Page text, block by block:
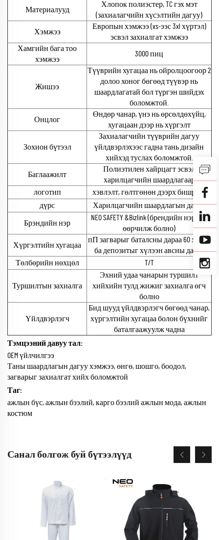
Материалууд
Хлопок полиэстер, TC гэх мэт
(захиалагчийн хүсэлтийн дагуу)
Хэмжээ
Европын хэмжээ (xs-ээс 3xl хүртэл)
эсвэл захиалгат хэмжээ
Хамгийн бага тоо
хэмжээ
3000 пиц
Жишээ
Түүврийн хугацаа нь ойролцоогоор 2
долоо хоног бөгөөд түүвэр нь
шаардлагатай бол түргэн шийдэх
боломжтой.
Онцлог
Өндөр чанар, үнэ нь өрсөлдөхүйц,
хугацаан дээр нь хүргэлт
Зохион бүтээл
Захиалагчийн түүврийн дагуу
үйлдвэрлэхээс гадна тань дизайн
хийхэд туслах боломжтой.
Баглаажилт
Полиэтилен хайрцагт эсвэл
харилцагчийн шаардлагаар
логотип
хэвлэлт, гөлтгөнөн дээрх бишрэлт
дүрс
Харилцагчийн шаардлагын дагуу
Брэндийн нэр
NEO SAFETY &Bizlink (брендийн нэрийг
өөрчилж болно)
Хүргэлтийн хугацаа
пП загварыг баталсны дараа 60 хоног
ба депозитыг хүлээн авсны дараа
Төлбөрийн нөхцөл
T/T
Туршилтын захиалга
Эхний удаа чанарын туршилт
хийхийн тулд жижиг захиалга өгч
болно
Үйлдвэрлэгч
Бид шууд үйлдвэрлэгч бөгөөд чанар,
хүргэлтийн хугацаа болон бүхнийг
баталгаажуулж чадна
Тэмцээний давуу тал:
OEM үйлчилгээ
Таны шаардлагын дагуу хэмжээ, өнгө, шошго, боодол,
загварыг захиалгат хийх боломжтой
Таг:
ажлын бүс, ажлын бээлий, карго бээлий ажлын мода, ажлын
костюм
Санал болгож буй бүтээлүүд